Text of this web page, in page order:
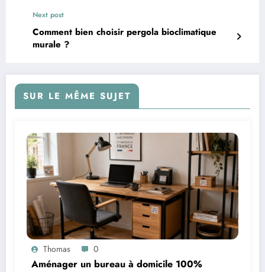
Next post
Comment bien choisir pergola bioclimatique
murale ?
SUR LE MÊME SUJET
Thomas 0
Aménager un bureau à domicile 100%